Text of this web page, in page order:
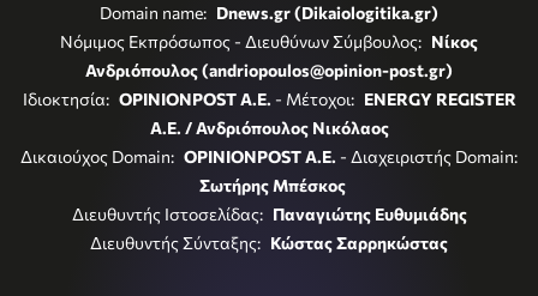
Domain name: Dnews.gr (Dikaiologitika.gr)
Νόμιμος Εκπρόσωπος - Διευθύνων Σύμβουλος: Νίκος
Ανδριόπουλος (andriopoulos@opinion-post.gr)
Ιδιοκτησία: OPINIONPOST A.E. - Μέτοχοι: ENERGY REGISTER
Α.Ε. / Ανδριόπουλος Νικόλαος
Δικαιούχος Domain: OPINIONPOST A.E. - Διαχειριστής Domain:
Σωτήρης Μπέσκος
Διευθυντής Ιστοσελίδας: Παναγιώτης Ευθυμιάδης
Διευθυντής Σύνταξης: Κώστας Σαρρηκώστας